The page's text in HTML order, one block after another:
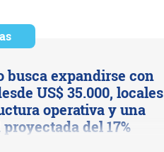
busca expandirse con
US$ 35.000, locales
operativa y una
del 17%